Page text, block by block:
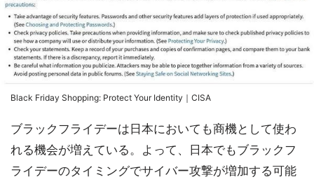
Black Friday Shopping: Protect Your Identity｜CISA
ブラックフライデーは日本においても商機として使わ
れる機会が増えている。よって、日本でもブラックフ
ライデーのタイミングでサイバー攻撃が増加する可能